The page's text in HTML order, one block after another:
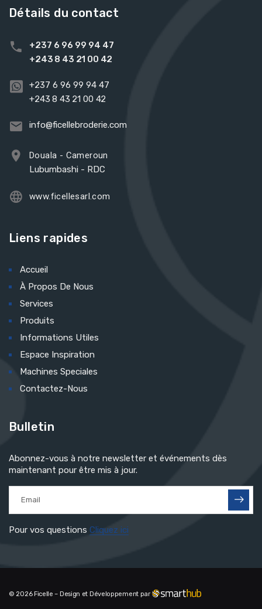
Détails du contact
+237 6 96 99 94 47
+243 8 43 21 00 42
+237 6 96 99 94 47
+243 8 43 21 00 42
info@ficellebroderie.com
Douala - Cameroun
Lubumbashi - RDC
www.ficellesarl.com
Liens rapides
Accueil
À Propos De Nous
Services
Produits
Informations Utiles
Espace Inspiration
Machines Speciales
Contactez-Nous
Bulletin
Abonnez-vous à notre newsletter et événements dès
maintenant pour être mis à jour.
Pour vos questions Cliquez ici
© 2026 Ficelle – Design et Développement par